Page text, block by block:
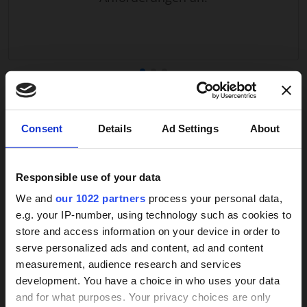
Consent Details Ad Settings About
Responsible use of your data
We and our 1022 partners process your personal data,
e.g. your IP-number, using technology such as cookies to
store and access information on your device in order to
serve personalized ads and content, ad and content
measurement, audience research and services
development. You have a choice in who uses your data
and for what purposes. Your privacy choices are only
körperlich und emotional belastend. Mit einer 24-
professionell versorgt wird.
Darüber hinaus fördert eine persönliche Betreuung
die Lebensqualität der Pflegebedürftigen. Routinen,
Gewohnheiten und Vorlieben können beibehalten
werden. Mahlzeiten, Freizeitgestaltung und
wodurch Selbstständigkeit und Zufriedenheit
erhalten bleiben. Die flexible, auf die jeweilige
Situation abgestimmte Pflege trägt zu einem
sicheren und harmonischen Alltag bei.
Finanzielle Entlastungen durch Pflegekassen oder
steuerliche Vorteile können die häusliche Pflege
zusätzlich unterstützen. So lässt sich die 24-
Stunden-Betreuung optimal in den Alltag
VERSTANDEN! ANGEBOTE ERHALTEN
Weitere Services
24h-Betreuungskraft
gesucht?